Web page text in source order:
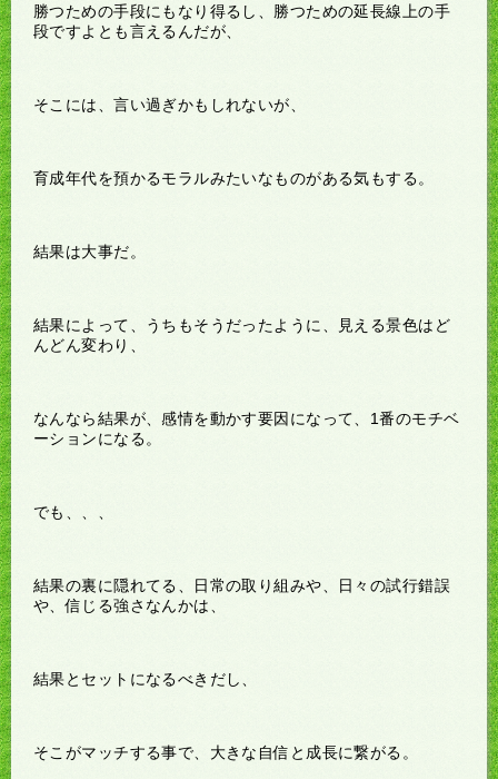
勝つための手段にもなり得るし、勝つための延長線上の手
段ですよとも言えるんだが、
そこには、言い過ぎかもしれないが、
育成年代を預かるモラルみたいなものがある気もする。
結果は大事だ。
結果によって、うちもそうだったように、見える景色はど
んどん変わり、
なんなら結果が、感情を動かす要因になって、1番のモチベ
ーションになる。
でも、、、
結果の裏に隠れてる、日常の取り組みや、日々の試行錯誤
や、信じる強さなんかは、
結果とセットになるべきだし、
そこがマッチする事で、大きな自信と成長に繋がる。